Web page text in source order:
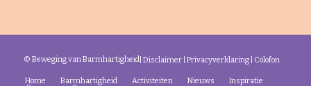
© Beweging van Barmhartigheid| Disclaimer| Privacyverklaring| Colofon
Home Barmhartigheid Activiteiten Nieuws Inspiratie